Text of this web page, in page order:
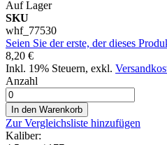
Auf Lager
SKU
whf_77530
Seien Sie der erste, der dieses
8,20 €
Inkl. 19% Steuern, exkl.
Anzahl
In den Warenkorb
Zur Vergleichsliste hinzufügen
Kaliber: